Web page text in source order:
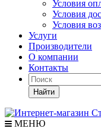
Условия
Условия
Условия
Услуги
Производители
О компании
Контакты
Найти
МЕНЮ